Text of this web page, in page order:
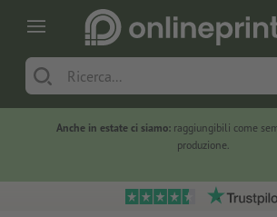
Anche in estate ci siamo: raggiungibili come
produzione.